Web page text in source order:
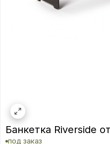
Банкетка Riverside
под заказ